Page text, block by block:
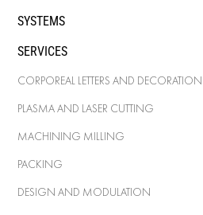
SYSTEMS
SERVICES
CORPOREAL LETTERS AND DECORATION
PLASMA AND LASER CUTTING
MACHINING MILLING
PACKING
DESIGN AND MODULATION